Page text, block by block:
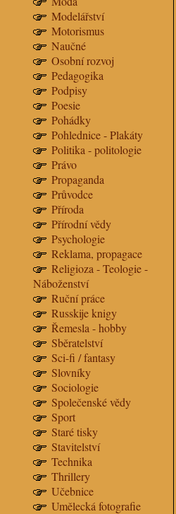
Modelářství
Motorismus
Naučné
Osobní rozvoj
Pedagogika
Podpisy
Poesie
Pohádky
Pohlednice - Plakáty
Politika - politologie
Právo
Propaganda
Průvodce
Příroda
Přírodní vědy
Psychologie
Reklama, propagace
Religioza - Teologie -
Náboženství
Ruční práce
Russkije knigy
Řemesla - hobby
Sběratelství
Sci-fi / fantasy
Slovníky
Sociologie
Společenské vědy
Sport
Staré tisky
Stavitelství
Technika
Thrillery
Učebnice
Umělecká fotografie